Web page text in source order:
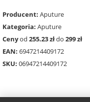
Producent: Aputure
Kategoria: Aputure
Cenyod 255.23 złdo 299 zł
EAN: 6947214409172
SKU: 06947214409172